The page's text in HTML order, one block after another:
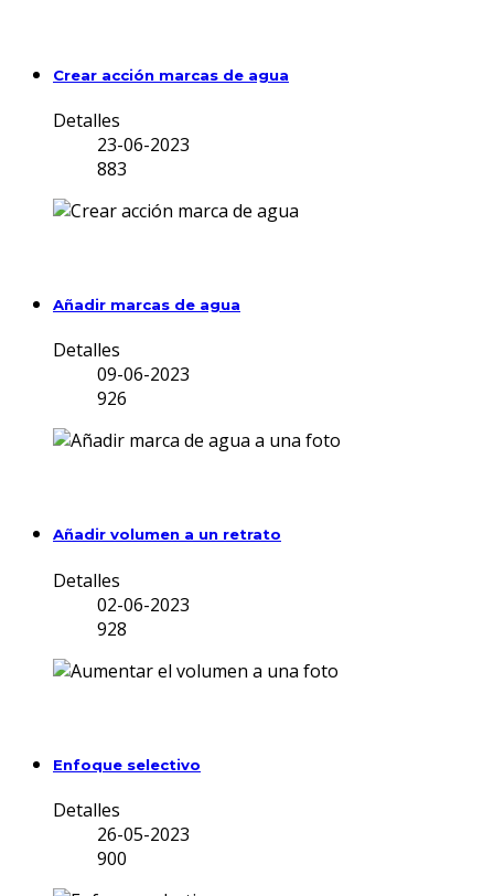
Crear acción marcas de agua
Detalles
23-06-2023
883
Añadir marcas de agua
Detalles
09-06-2023
926
Añadir volumen a un retrato
Detalles
02-06-2023
928
Enfoque selectivo
Detalles
26-05-2023
900